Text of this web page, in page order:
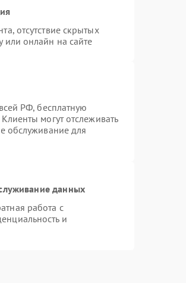
отсутствие скрытых
или онлайн на сайте
РФ, бесплатную
могут отслеживать
обслуживание для
данных
работа с
и